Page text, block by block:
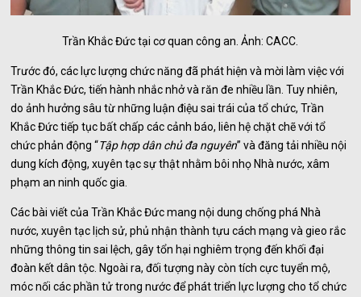
Trần Khắc Đức tại cơ quan công an. Ảnh: CACC.
Trước đó, các lực lượng chức năng đã phát hiện và mời làm việc với
Trần Khắc Đức, tiến hành nhắc nhở và răn đe nhiều lần. Tuy nhiên,
do ảnh hưởng sâu từ những luận điệu sai trái của tổ chức, Trần
Khắc Đức tiếp tục bất chấp các cảnh báo, liên hệ chặt chẽ với tổ
chức phản động “Tập hợp dân chủ đa nguyên” và đăng tải nhiều nội
dung kích động, xuyên tạc sự thật nhằm bôi nhọ Nhà nước, xâm
phạm an ninh quốc gia.
Các bài viết của Trần Khắc Đức mang nội dung chống phá Nhà
nước, xuyên tạc lịch sử, phủ nhận thành tựu cách mạng và gieo rắc
những thông tin sai lệch, gây tổn hại nghiêm trọng đến khối đại
đoàn kết dân tộc. Ngoài ra, đối tượng này còn tích cực tuyển mộ,
móc nối các phần tử trong nước để phát triển lực lượng cho tổ chức